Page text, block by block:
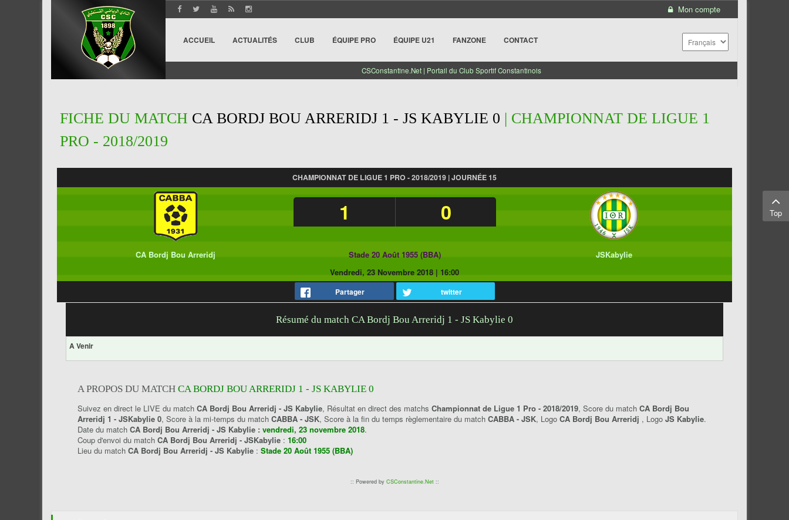
Mon compte
ACCUEIL ACTUALITÉS CLUB ÉQUIPE PRO ÉQUIPE U21 FANZONE CONTACT
CSConstantine.Net | Portail du Club Sportif Constantinois
FICHE DU MATCH CA BORDJ BOU ARRERIDJ 1 - JS KABYLIE 0 | CHAMPIONNAT DE LIGUE 1
PRO - 2018/2019
CHAMPIONNAT DE LIGUE 1 PRO - 2018/2019 | JOURNÉE 15
1 0
CA Bordj Bou Arreridj Stade 20 Août 1955 (BBA)
JSKabylie
Vendredi, 23 Novembre 2018 | 16:00
Partager twitter
Résumé du match CA Bordj Bou Arreridj 1 - JS Kabylie 0
A Venir
A PROPOS DU MATCH CA BORDJ BOU ARRERIDJ 1 - JS KABYLIE 0
Suivez en direct le LIVE du match CA Bordj Bou Arreridj - JS Kabylie, Résultat en direct des matchs Championnat de Ligue 1 Pro - 2018/2019, Score du match CA Bordj Bou
Arreridj 1 - JSKabylie 0, Score à la mi-temps du match CABBA - JSK, Score à la fin du temps règlementaire du match CABBA - JSK, Logo CA Bordj Bou Arreridj , Logo JS Kabylie.
Date du match CA Bordj Bou Arreridj - JS Kabylie : vendredi, 23 novembre 2018.
Coup d'envoi du match CA Bordj Bou Arreridj - JSKabylie : 16:00
Lieu du match CA Bordj Bou Arreridj - JS Kabylie : Stade 20 Août 1955 (BBA)
:: Powered by CSConstantine.Net::
Top